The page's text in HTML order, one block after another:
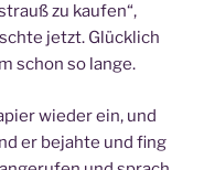
zu kaufen“,
jetzt. Glücklich
schon so lange.
wieder ein, und
er bejahte und fing